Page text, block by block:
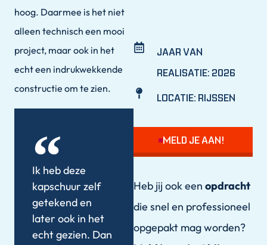
JAAR VAN
REALISATIE: 2026
LOCATIE: RIJSSEN
MELD JE AAN!
Heb jij ook een opdracht
die snel en professioneel
opgepakt mag worden?
hoog. Daarmee is het niet
alleen technisch een mooi
project, maar ook in het
echt een indrukwekkende
constructie om te zien.
Ik heb deze
kapschuur zelf
getekend en
later ook in het
echt gezien. Dan